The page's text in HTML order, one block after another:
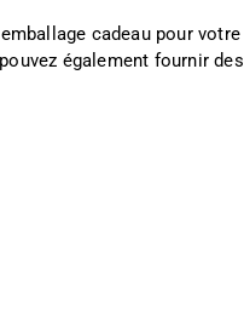
cadeau pour votre
également fournir des